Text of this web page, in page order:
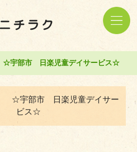
宇部市 日楽児童デイサービス☆
☆宇部市 日楽児童デイサー
ビス☆